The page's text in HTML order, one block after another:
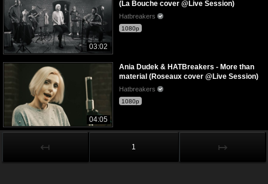
03:02
(La Bouche cover @Live Session)
Hatbreakers
1080p
04:05
Ania Dudek & HATBreakers - More than
material (Roseaux cover @Live Session)
Hatbreakers
1080p
↤ 1 ↦